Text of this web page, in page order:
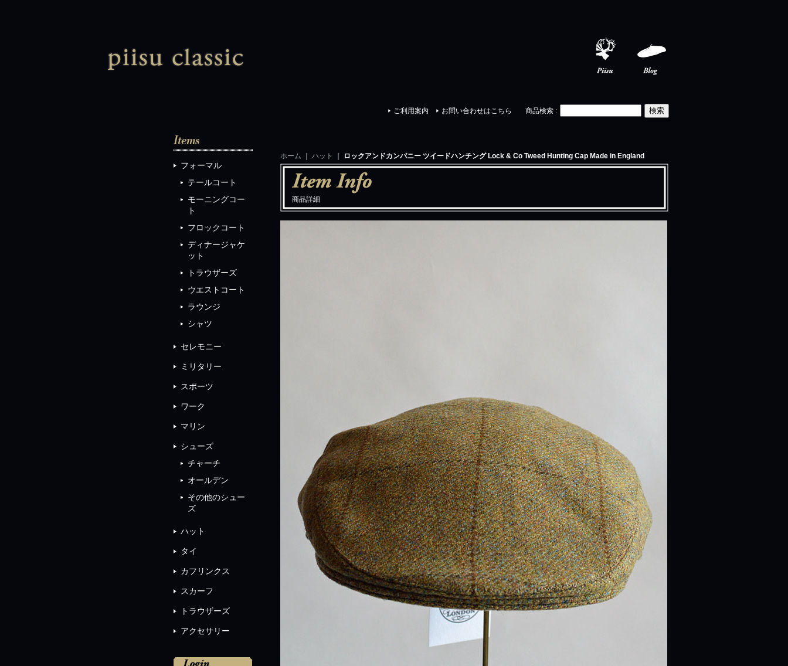
ご利用案内 お問い合わせはこちら 商品検索 :
フォーマル
テールコート
モーニングコー
ト
フロックコート
ディナージャケ
ット
トラウザーズ
ウエストコート
ラウンジ
シャツ
セレモニー
ミリタリー
スポーツ
ワーク
マリン
シューズ
チャーチ
オールデン
その他のシュー
ズ
ハット
タイ
カフリンクス
スカーフ
トラウザーズ
アクセサリー
ホーム ハット ロックアンドカンパニー ツイードハンチング Lock & Co Tweed Hunting Cap Made in England
商品詳細